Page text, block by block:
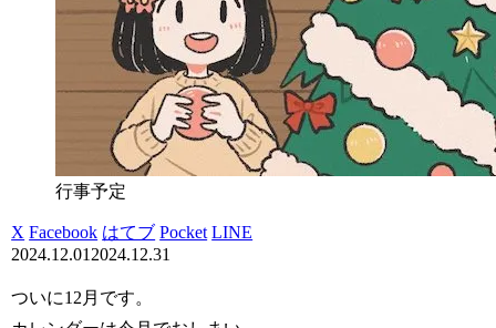
行事予定
X Facebook はてブ Pocket LINE
2024.12.01 2024.12.31
ついに12月です。